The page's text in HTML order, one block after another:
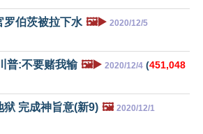
罗伯茨被拉下水 🖼️▶️ 2020/12/5
普:不要赌我输 🖼️▶️ 2020/12/4 (451,048
狱 完成神旨意(新9) 🖼️ 2020/12/1